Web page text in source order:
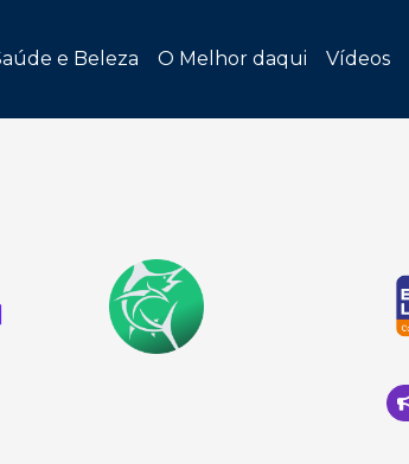
e Beleza O Melhor daqui Vídeos